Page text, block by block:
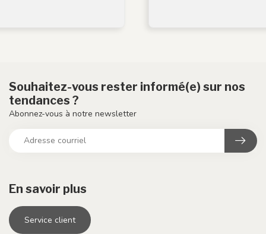
En savoir plus
Service client
Souhaitez-vous rester informé(e) sur nos
tendances ?
Abonnez-vous à notre newsletter